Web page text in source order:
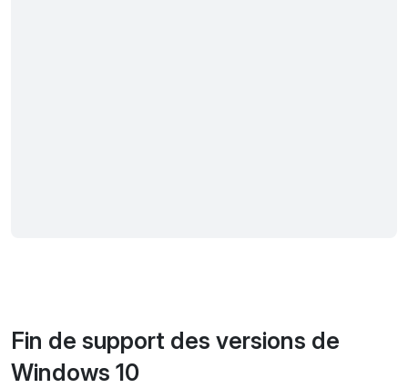
Fin de support des versions de
Windows 10